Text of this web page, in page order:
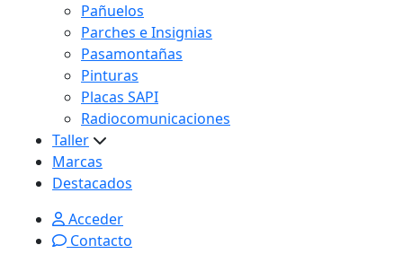
Pañuelos
Parches e Insignias
Pasamontañas
Pinturas
Placas SAPI
Radiocomunicaciones
Taller
Marcas
Destacados
Acceder
Contacto